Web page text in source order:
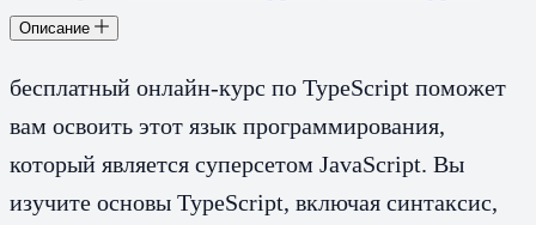
Описание
бесплатный онлайн-курс по TypeScript поможет
вам освоить этот язык программирования,
который является суперсетом JavaScript. Вы
изучите основы TypeScript, включая синтаксис,